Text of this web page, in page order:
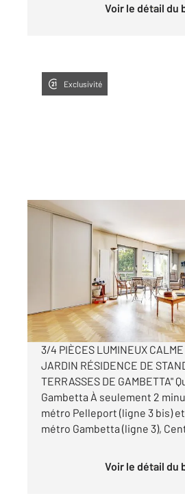
Voir le détail du
Exclusivité
PARIS 75020
, 3 pièces
Appartement F3 à
760 000 €
Visiter le site dédié
3/4 PIÈCES LUMINEUX
JARDIN RÉSIDENCE DE
TERRASSES DE GAMBETTA"
Gambetta À seulement 2
métro Pelleport (ligne 3 bis)
métro Gambetta (ligne 3),
Voir le détail du